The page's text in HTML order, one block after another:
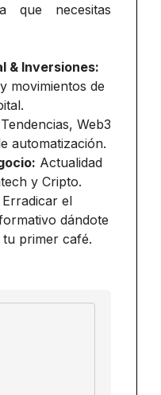
que necesitas
& Inversiones:
movimientos de
Tendencias, Web3
automatización.
Actualidad
y Cripto.
Erradicar el
dándote
tu primer café.